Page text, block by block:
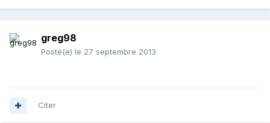
greg98
Posté(e) le 27 septembre 2013
Citer